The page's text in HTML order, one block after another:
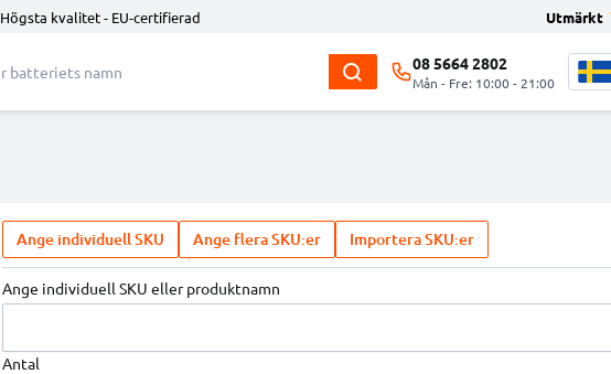
Högsta kvalitet - EU-certifierad Utmärkt
08 5664 2802
Mån - Fre: 10:00 - 21:00
Ange individuell SKU Ange flera SKU:er Importera SKU:er
Ange individuell SKU eller produktnamn
Antal